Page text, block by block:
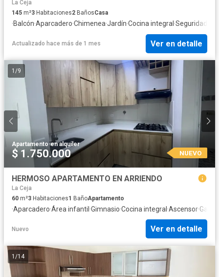
La Ceja
145 m²3 Habitaciones2 BañosCasa
·Balcón·Aparcadero·Chimenea·Jardín·Cocina integral ·Seguridad
Actualizado hace más de 1 mes Ver en detalle
1 /9
Apartamento·en alquiler
$ 1.750.000 NUEVO
HERMOSO APARTAMENTO EN ARRIENDO
La Ceja
60 m²3 Habitaciones1 BañoApartamento
·Aparcadero·Área infantil ·Gimnasio·Cocina integral ·Ascensor·Gas
Nuevo Ver en detalle
1 /14